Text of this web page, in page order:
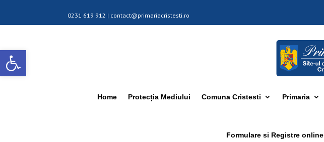
Deschide bara de unelte
0231 619 912 | contact@primariacristesti.ro
Home Protecția Mediului Comuna Cristesti Primaria
Formulare si Registre online